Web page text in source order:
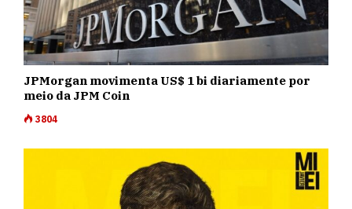
JPMorgan movimenta US$ 1 bi diariamente por
meio da JPM Coin
3804